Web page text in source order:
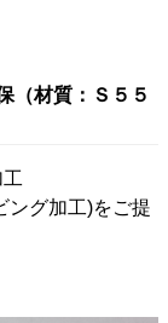
（材質：Ｓ５５
ング加工)をご提